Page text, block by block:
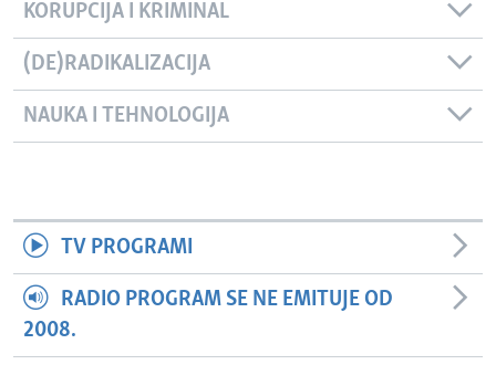
KORUPCIJA I KRIMINAL
(DE)RADIKALIZACIJA
NAUKA I TEHNOLOGIJA
TV PROGRAMI
RADIO PROGRAM SE NE EMITUJE OD
2008.